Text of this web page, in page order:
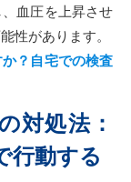
血圧を上昇させ
性があります。
？自宅での検査
対処法：
行動する